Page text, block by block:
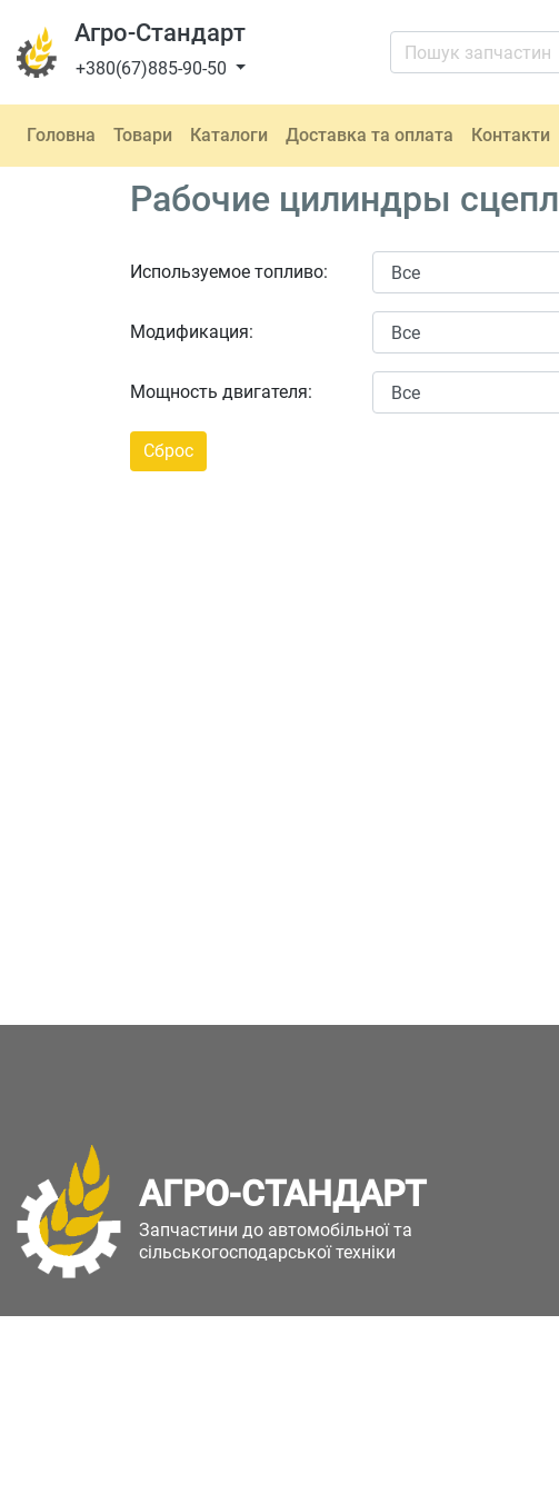
Агро-Стандарт
+380(67)885-90-50
Головна Товари Каталоги Доставка та оплата Контакти
Рабочие цилиндры
Используемое топливо:
Модификация:
Мощность двигателя:
АГРО-СТАНДАРТ
Запчастини до автомобільної та
сільськогосподарської техніки